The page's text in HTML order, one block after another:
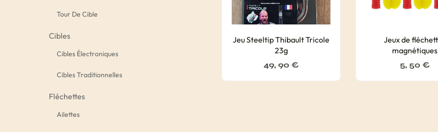
Tour De Cible
Cibles
Cibles Électroniques
Cibles Traditionnelles
Fléchettes
Ailettes
Jeu Steeltip Thibault Tricole
23g
49, 90€
Jeux de
magnétiques
5, 50€